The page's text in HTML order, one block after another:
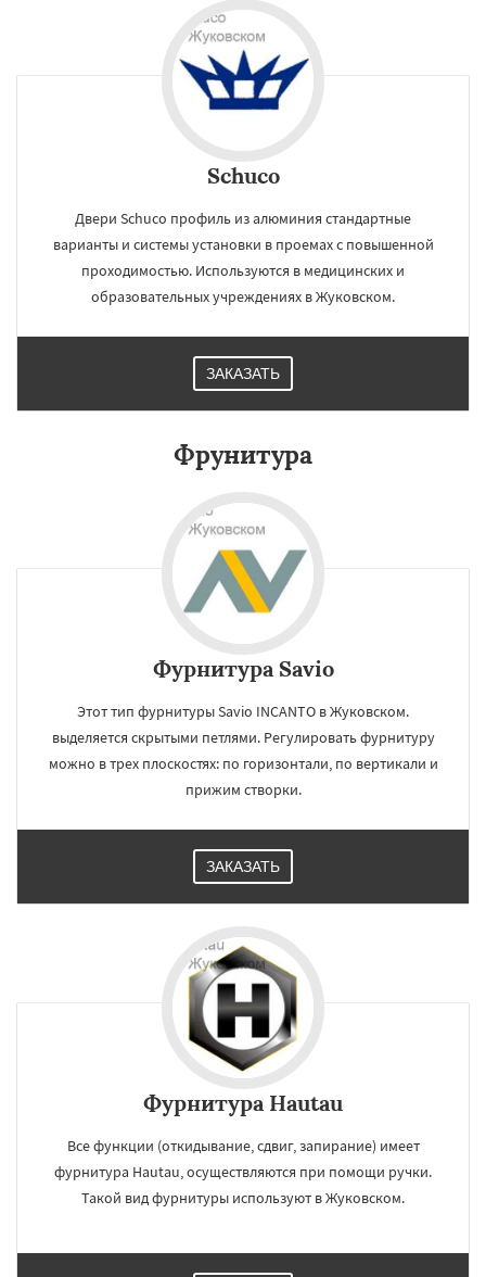
Schuco
Двери Schuco профиль из алюминия стандартные
варианты и системы установки в проемах с повышенной
проходимостью. Используются в медицинских и
образовательных учреждениях в Жуковском.
ЗАКАЗАТЬ
Фрунитура
Фурнитура Savio
Этот тип фурнитуры Savio INCANTO в Жуковском.
выделяется скрытыми петлями. Регулировать фурнитуру
можно в трех плоскостях: по горизонтали, по вертикали и
прижим створки.
ЗАКАЗАТЬ
Фурнитура Hautau
Все функции (откидывание, сдвиг, запирание) имеет
фурнитура Hautau, осуществляются при помощи ручки.
Такой вид фурнитуры используют в Жуковском.